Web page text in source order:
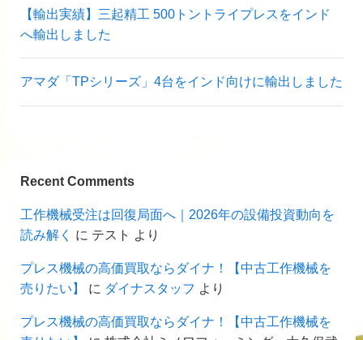
【輸出実績】三起精工 500トントライプレスをインド
へ輸出しました
アマダ「TPシリーズ」4台をインド向けに輸出しました
Recent Comments
工作機械受注は回復局面へ｜2026年の設備投資動向を
読み解く
に テスト より
プレス機械の高価買取ならダイナ！【中古工作機械を
売りたい】
に ダイナスタッフ より
プレス機械の高価買取ならダイナ！【中古工作機械を